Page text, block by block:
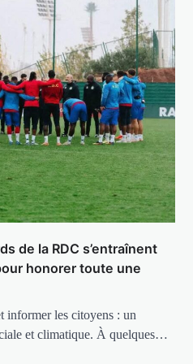
de la RDC s’entraînent
honorer toute une
informer les citoyens : un
et climatique. À quelques…